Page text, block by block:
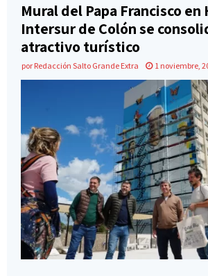
Mural del Papa Francisco en
Intersur de Colón se
atractivo turístico
por Redacción Salto Grande Extra 1 noviembre,